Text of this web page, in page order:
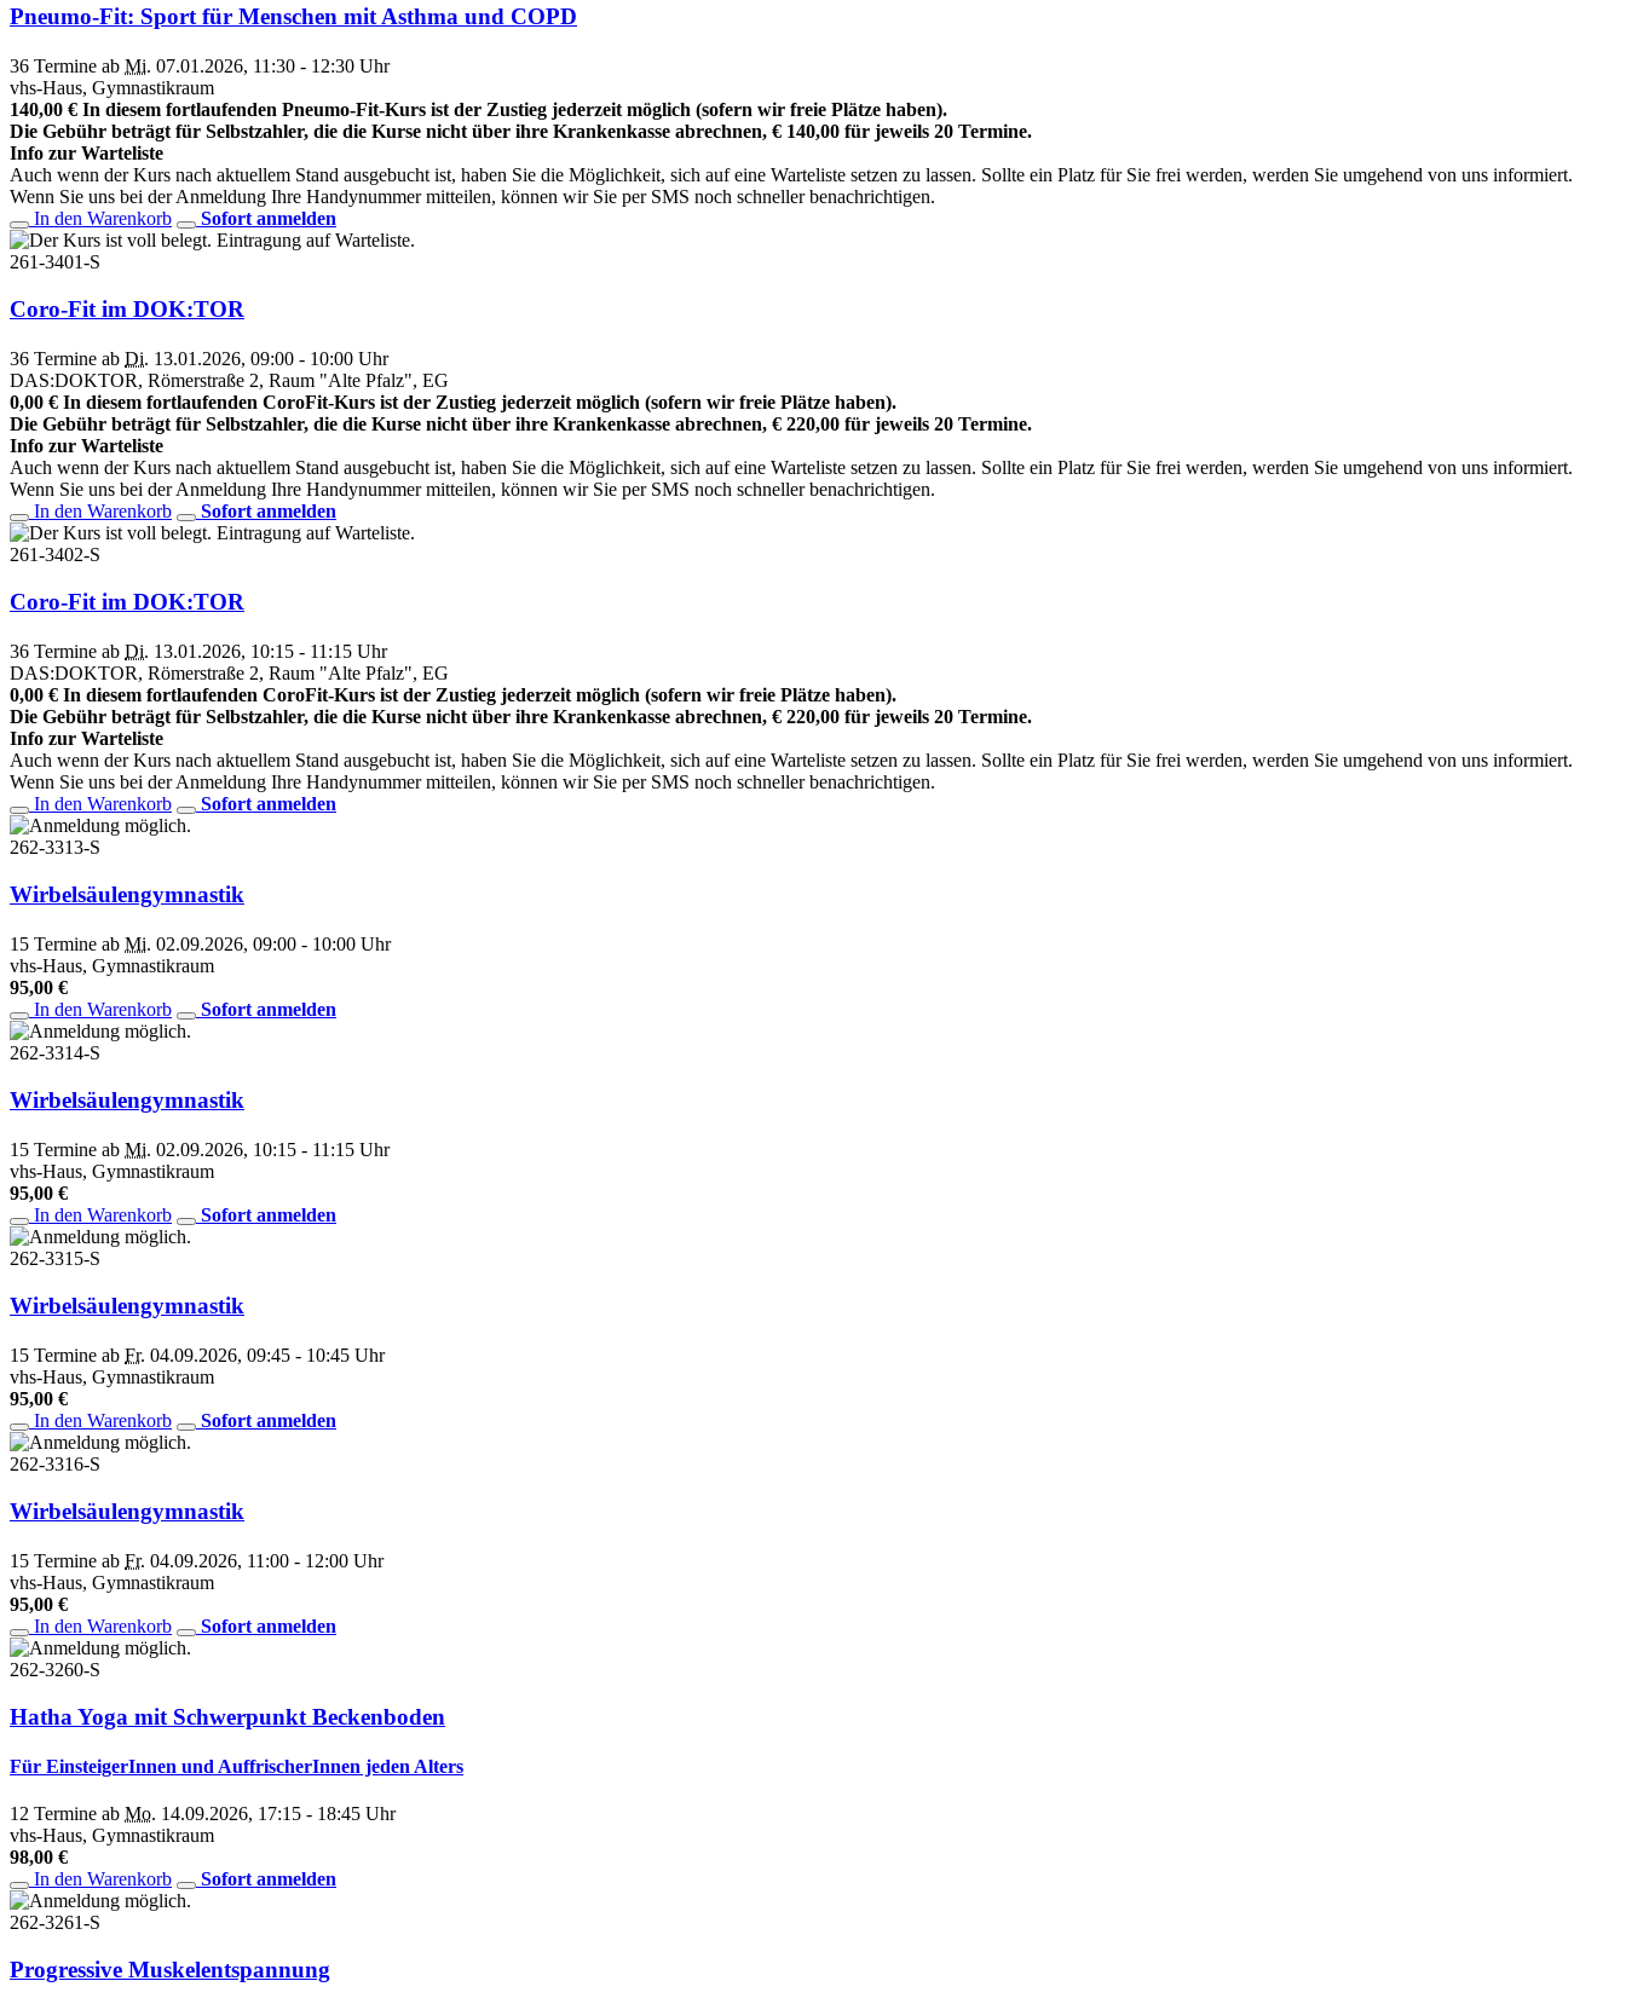
Pneumo-Fit: Sport für Menschen mit Asthma und COPD
36 Termine ab Mi. 07.01.2026, 11:30 - 12:30 Uhr
vhs-Haus, Gymnastikraum
140,00 € In diesem fortlaufenden Pneumo-Fit-Kurs ist der Zustieg jederzeit möglich (sofern wir freie Plätze haben).
Die Gebühr beträgt für Selbstzahler, die die Kurse nicht über ihre Krankenkasse abrechnen, € 140,00 für jeweils 20 Termine.
Info zur Warteliste
Auch wenn der Kurs nach aktuellem Stand ausgebucht ist, haben Sie die Möglichkeit, sich auf eine Warteliste setzen zu lassen. Sollte ein Platz für Sie frei werden, werden Sie umgehend von uns informiert.
Wenn Sie uns bei der Anmeldung Ihre Handynummer mitteilen, können wir Sie per SMS noch schneller benachrichtigen.
In den Warenkorb
Sofort anmelden
261-3401-S
Coro-Fit im DOK:TOR
36 Termine ab Di. 13.01.2026, 09:00 - 10:00 Uhr
DAS:DOKTOR, Römerstraße 2, Raum "Alte Pfalz", EG
0,00 € In diesem fortlaufenden CoroFit-Kurs ist der Zustieg jederzeit möglich (sofern wir freie Plätze haben).
Die Gebühr beträgt für Selbstzahler, die die Kurse nicht über ihre Krankenkasse abrechnen, € 220,00 für jeweils 20 Termine.
Info zur Warteliste
Auch wenn der Kurs nach aktuellem Stand ausgebucht ist, haben Sie die Möglichkeit, sich auf eine Warteliste setzen zu lassen. Sollte ein Platz für Sie frei werden, werden Sie umgehend von uns informiert.
Wenn Sie uns bei der Anmeldung Ihre Handynummer mitteilen, können wir Sie per SMS noch schneller benachrichtigen.
In den Warenkorb
Sofort anmelden
261-3402-S
Coro-Fit im DOK:TOR
36 Termine ab Di. 13.01.2026, 10:15 - 11:15 Uhr
DAS:DOKTOR, Römerstraße 2, Raum "Alte Pfalz", EG
0,00 € In diesem fortlaufenden CoroFit-Kurs ist der Zustieg jederzeit möglich (sofern wir freie Plätze haben).
Die Gebühr beträgt für Selbstzahler, die die Kurse nicht über ihre Krankenkasse abrechnen, € 220,00 für jeweils 20 Termine.
Info zur Warteliste
Auch wenn der Kurs nach aktuellem Stand ausgebucht ist, haben Sie die Möglichkeit, sich auf eine Warteliste setzen zu lassen. Sollte ein Platz für Sie frei werden, werden Sie umgehend von uns informiert.
Wenn Sie uns bei der Anmeldung Ihre Handynummer mitteilen, können wir Sie per SMS noch schneller benachrichtigen.
In den Warenkorb
Sofort anmelden
262-3313-S
Wirbelsäulengymnastik
15 Termine ab Mi. 02.09.2026, 09:00 - 10:00 Uhr
vhs-Haus, Gymnastikraum
95,00 €
In den Warenkorb
Sofort anmelden
262-3314-S
Wirbelsäulengymnastik
15 Termine ab Mi. 02.09.2026, 10:15 - 11:15 Uhr
vhs-Haus, Gymnastikraum
95,00 €
In den Warenkorb
Sofort anmelden
262-3315-S
Wirbelsäulengymnastik
15 Termine ab Fr. 04.09.2026, 09:45 - 10:45 Uhr
vhs-Haus, Gymnastikraum
95,00 €
In den Warenkorb
Sofort anmelden
262-3316-S
Wirbelsäulengymnastik
15 Termine ab Fr. 04.09.2026, 11:00 - 12:00 Uhr
vhs-Haus, Gymnastikraum
95,00 €
In den Warenkorb
Sofort anmelden
262-3260-S
Hatha Yoga mit Schwerpunkt Beckenboden
Für EinsteigerInnen und AuffrischerInnen jeden Alters
12 Termine ab Mo. 14.09.2026, 17:15 - 18:45 Uhr
vhs-Haus, Gymnastikraum
98,00 €
In den Warenkorb
Sofort anmelden
262-3261-S
Progressive Muskelentspannung